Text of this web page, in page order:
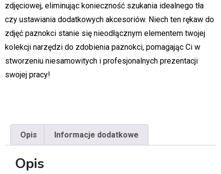
zdjęciowej, eliminując konieczność szukania idealnego tła
czy ustawiania dodatkowych akcesoriów. Niech ten rękaw do
zdjęć paznokci stanie się nieodłącznym elementem twojej
kolekcji narzędzi do zdobienia paznokci, pomagając Ci w
stworzeniu niesamowitych i profesjonalnych prezentacji
swojej pracy!
Opis Informacje dodatkowe
Opis